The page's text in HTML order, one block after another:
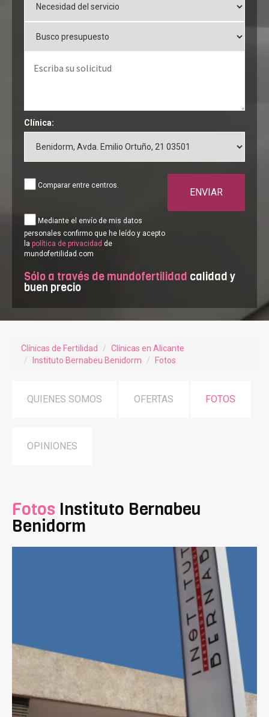
Clínica:
Comparar entre centros.
Mediante el envío de mis datos
personales confirmo que he leído y acepto
la política de privacidad de
mundofertilidad.com
ENVIAR
Sólo a través de mundofertilidad calidad y
buen precio
Clínicas de Fertilidad
Clínicas en Alicante
Instituto Bernabeu Benidorm
Fotos
QUIENES SOMOS OFERTAS FOTOS
OPINIONES
Fotos Instituto Bernabeu
Benidorm